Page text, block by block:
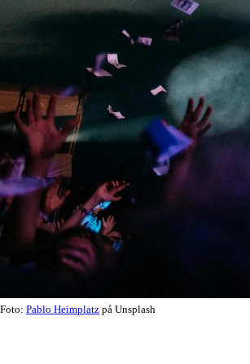
Foto: Pablo Heimplatz på Unsplash